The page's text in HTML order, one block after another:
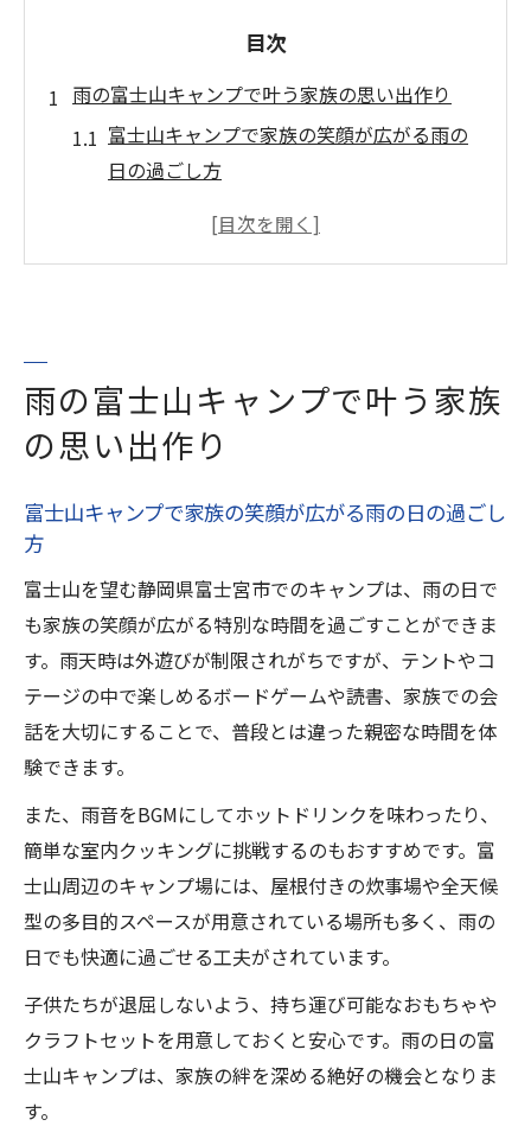
目次
雨の富士山キャンプで叶う家族の思い出作り
富士山キャンプで家族の笑顔が広がる雨の
日の過ごし方
雨キャンプでも楽しめる富士山の魅力的な
アクティビティ紹介
コツ
富士宮市でキャンプ体験を思い出に残す雨
静岡県富士宮市で楽しむ雨の日キャンプの魅力
を富士宮市で満喫
富士宮市の穴場キャンプ場で雨キャンプを
特別な思い出に
雨の日でも快適な富士宮市の富士山キャン
プ場活用術
富士山の絶景とともに楽しむ富士宮市の雨
キャンプ体験
雨でも安心して楽しめる富士宮市のキャン
プ場選び方
悪天候でも快適に富士山キャンプを満喫する方
法
富士山キャンプで雨を味方に快適な過ごし
方を工夫する
悪天候でも安心な富士山キャンプ場の選び
雨の富士山キャンプで叶う家族
の思い出作り
富士山キャンプで家族の笑顔が広がる雨の日の過ごし
方
富士山を望む静岡県富士宮市でのキャンプは、雨の日で
も家族の笑顔が広がる特別な時間を過ごすことができま
す。雨天時は外遊びが制限されがちですが、テントやコ
テージの中で楽しめるボードゲームや読書、家族での会
話を大切にすることで、普段とは違った親密な時間を体
験できます。
また、雨音をBGMにしてホットドリンクを味わったり、
簡単な室内クッキングに挑戦するのもおすすめです。富
士山周辺のキャンプ場には、屋根付きの炊事場や全天候
型の多目的スペースが用意されている場所も多く、雨の
日でも快適に過ごせる工夫がされています。
子供たちが退屈しないよう、持ち運び可能なおもちゃや
クラフトセットを用意しておくと安心です。雨の日の富
士山キャンプは、家族の絆を深める絶好の機会となりま
す。